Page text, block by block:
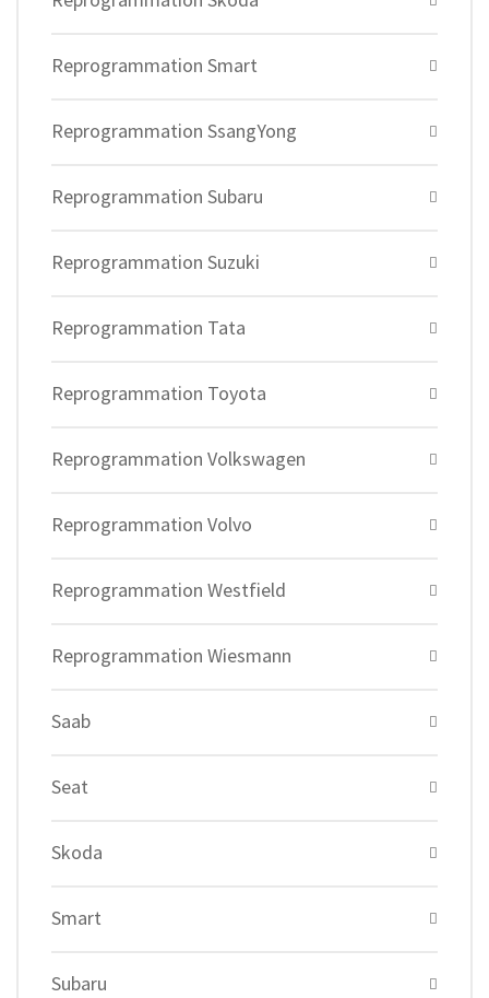
Reprogrammation Smart
Reprogrammation SsangYong
Reprogrammation Subaru
Reprogrammation Suzuki
Reprogrammation Tata
Reprogrammation Toyota
Reprogrammation Volkswagen
Reprogrammation Volvo
Reprogrammation Westfield
Reprogrammation Wiesmann
Saab
Seat
Skoda
Smart
Subaru